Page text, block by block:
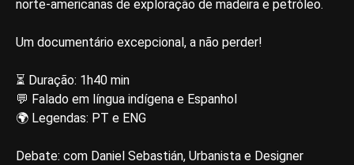
norte-americanas de exploração de madeira e petróleo.
Um documentário excepcional, a não perder!
⏳ Duração: 1h40 min
💬 Falado em língua indígena e Espanhol
🌍 Legendas: PT e ENG
Debate: com Daniel Sebastián, Urbanista e Designer